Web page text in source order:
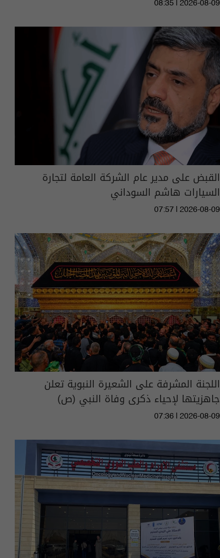
08:35 | 2026-08-09
القبض على مدير عام الشركة العامة لتجارة
السيارات هاشم السوداني
07:57 | 2026-08-09
اللجنة المشرفة على الشعيرة النبوية تعلن
جاهزيتها لإحياء ذكرى وفاة النبي (ص)
07:36 | 2026-08-09